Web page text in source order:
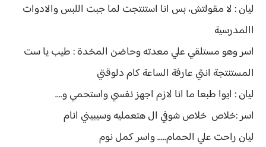
ليان : لا مقولتش، بس انا استنتجت لما جبت اللبس والادوات
االمدرسية
اسر وهو مستلقي علي معدته وحاضن المخدة : طيب يا ست
المستنتجة انتي عارفة الساعة كام دلوقتي
ليان : ايوا طبعا ما انا لازم اجهز نفسي واستحمي و....
اسر :خلاص خلاص شوفي ال هتعمليه وسيبيني انام
ليان راحت علي الحمام..... واسر كمل نوم